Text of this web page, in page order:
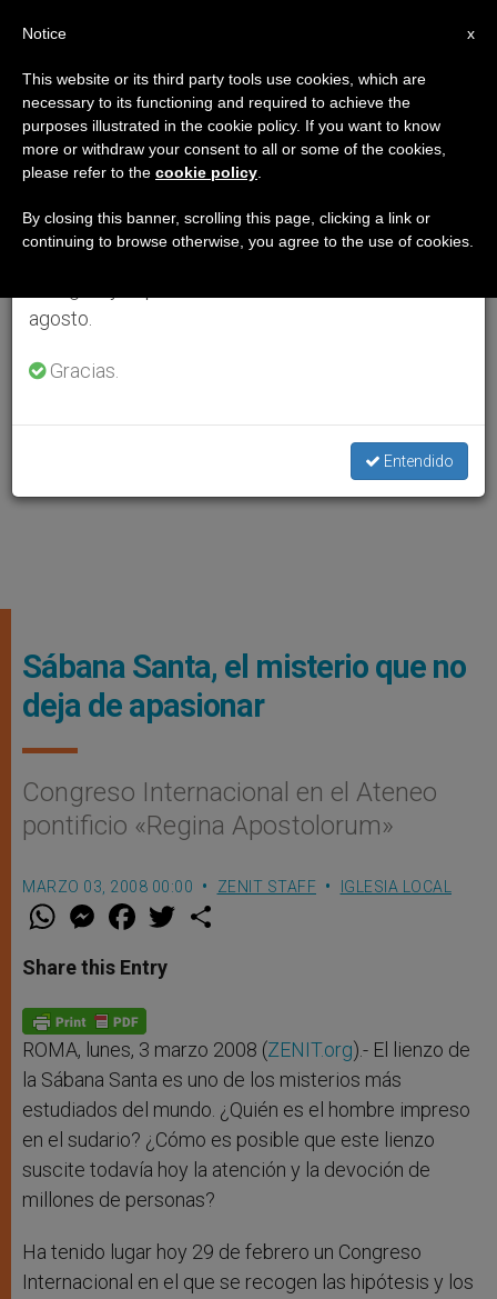
Sábana Santa, el misterio que no
deja de apasionar
Congreso Internacional en el Ateneo
pontificio «Regina Apostolorum»
MARZO 03, 2008 00:00 ZENIT STAFF IGLESIA LOCAL
W
t
s
p
p
M
e
s
e
g
e
r
F
a
e
b
o
k
w
Share this Entry
ROMA, lunes, 3 marzo 2008 (ZENIT.org).- El lienzo de
la Sábana Santa es uno de los misterios más
estudiados del mundo. ¿Quién es el hombre impreso
en el sudario? ¿Cómo es posible que este lienzo
suscite todavía hoy la atención y la devoción de
millones de personas?
Ha tenido lugar hoy 29 de febrero un Congreso
Internacional en el que se recogen las hipótesis y los
×
Aviso importante
Del 27 de julio al 7 de agosto haremos la pausa
anual, aprovechando que en el periodo de verano
se generan menos informaciones y también el
agosto.
Gracias.
Entendido
x
Notice
This website or its third party tools use cookies, which are
necessary to its functioning and required to achieve the
purposes illustrated in the cookie policy. If you want to know
more or withdraw your consent to all or some of the cookies,
please refer to the cookie policy
By closing this banner, scrolling this page, clicking a link or
continuing to browse otherwise, you agree to the use of cookies.